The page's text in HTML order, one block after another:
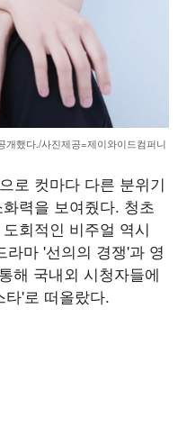
개했다./사진제공=제이와이드컴퍼니
로 컷마다 다른 분위기
력을 보여줬다. 청초
회적인 비주얼 역시
라마 '선의의 경쟁'과 영
해 국내외 시청자들에
'로 떠올랐다.